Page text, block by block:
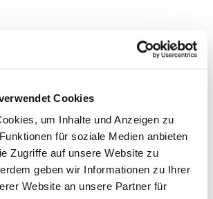
Cookies
um Inhalte und Anzeigen zu
für soziale Medien anbieten
Zugriffe auf unsere Website zu
geben wir Informationen zu Ihrer
Website an unsere Partner für
TIB und Universität